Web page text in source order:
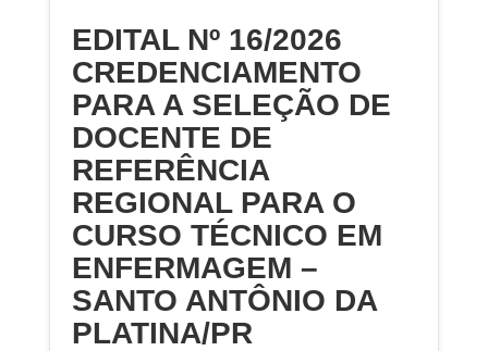
EDITAL Nº 16/2026
CREDENCIAMENTO
PARA A SELEÇÃO DE
DOCENTE DE
REFERÊNCIA
REGIONAL PARA O
CURSO TÉCNICO EM
ENFERMAGEM –
SANTO ANTÔNIO DA
PLATINA/PR